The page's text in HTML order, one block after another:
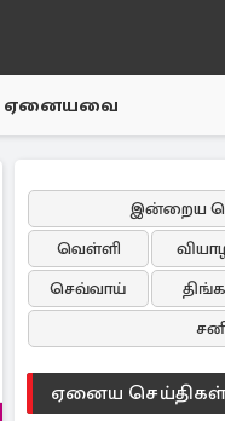
ஏனையவை
இன்றைய
வெள்ளி
செவ்வாய்
ஏனைய செய்திகள்